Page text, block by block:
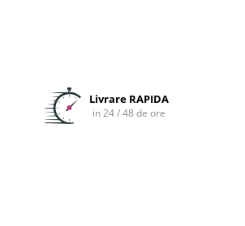
Livrare RAPIDA
in 24 / 48 de ore